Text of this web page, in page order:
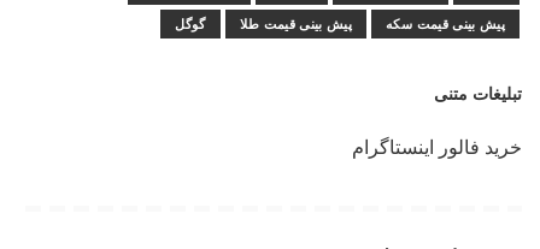
پیش بینی قیمت سکه پیش بینی قیمت طلا گوگل
تبلیغات متنی
خرید فالور اینستاگرام